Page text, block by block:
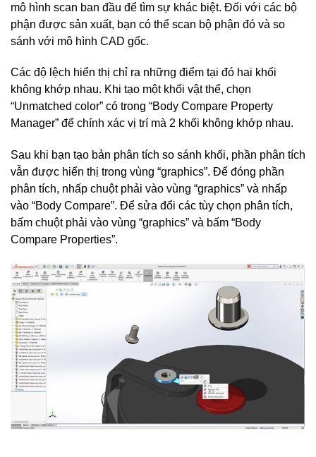
mô hình scan ban đầu để tìm sự khác biệt. Đối với các bộ
phận được sản xuất, bạn có thể scan bộ phận đó và so
sánh với mô hình CAD gốc.
Các độ lệch hiển thị chỉ ra những điểm tại đó hai khối
không khớp nhau. Khi tạo một khối vật thể, chọn
“Unmatched color” có trong “Body Compare Property
Manager” để chính xác vị trí mà 2 khối không khớp nhau.
Sau khi bạn tạo bản phân tích so sánh khối, phần phân tích
vẫn được hiển thị trong vùng “graphics”. Để đóng phần
phân tích, nhấp chuột phải vào vùng “graphics” và nhấp
vào “Body Compare”. Để sửa đổi các tùy chọn phân tích,
bấm chuột phải vào vùng “graphics” và bấm “Body
Compare ​​Properties”.